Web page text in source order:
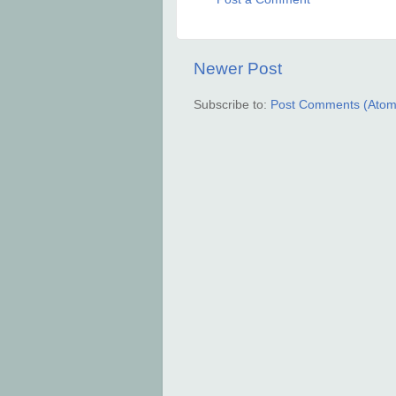
Newer Post
Subscribe to: Post Comments